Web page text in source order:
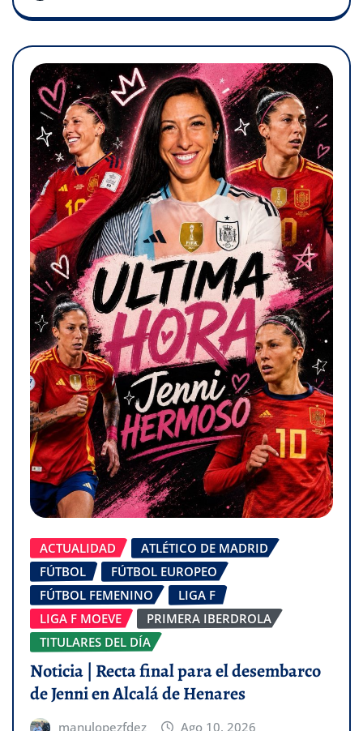
ACTUALIDAD
ATLÉTICO DE MADRID
FÚTBOL
FÚTBOL EUROPEO
FÚTBOL FEMENINO
LIGA F
LIGA F MOEVE
PRIMERA IBERDROLA
TITULARES DEL DÍA
Noticia | Recta final para el desembarco
de Jenni en Alcalá de Henares
manulopezfdez Ago 10, 2026